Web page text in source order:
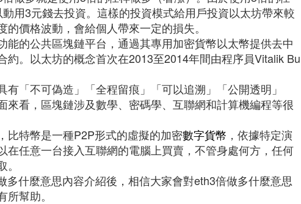
用3元錢去投資。這樣的投資模式給用戶投資以太坊帶來較
價格波動，會給個人帶來一定的損失。
能的公共區塊鏈平台，通過其專用加密貨幣以太幣提供去中
約。以太坊的概念首次在2013至2014年間由程序員Vitalik Bu
「不可偽造」「全程留痕」「可以追溯」「公開透明」
來看，區塊鏈涉及數學、密碼學、互聯網和計算機編程等很
比特幣是一種P2P形式的虛擬的加密數字貨幣 ，依據特定演
在任意一台接入互聯網的電腦上買賣，不管身處何方，任何
多什麼意思內容介紹後，相信大家會對eth3倍做多什麼意思
幫助。